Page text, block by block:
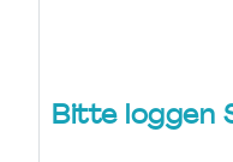
Bitte loggen